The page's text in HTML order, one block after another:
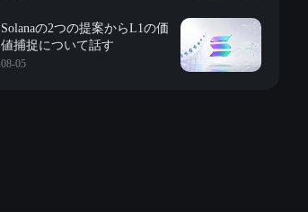
Solanaの2つの提案からL1の価
値捕捉について話す
08-05